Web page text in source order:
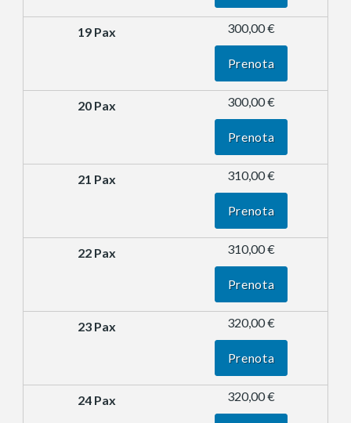
300,00 €
Prenota
300,00 €
Prenota
310,00 €
Prenota
310,00 €
Prenota
320,00 €
Prenota
320,00 €